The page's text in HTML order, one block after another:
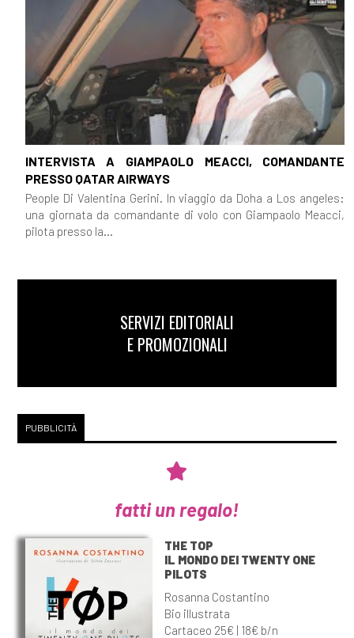
INTERVISTA A GIAMPAOLO MEACCI, COMANDANTE
PRESSO QATAR AIRWAYS
People Di Valentina Gerini. In viaggio da Doha a Los angeles:
una giornata da comandante di volo con Giampaolo Meacci,
pilota presso la...
SERVIZI EDITORIALI
E PROMOZIONALI
PUBBLICITÀ
fatti un regalo!
THE TOP
IL MONDO DEI TWENTY ONE
PILOTS
Rosanna Costantino
Bio illustrata
Cartaceo 25€ | 18€ b/n